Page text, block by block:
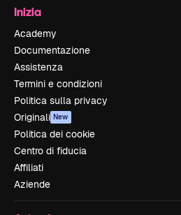
Inizia
Academy
Documentazione
Assistenza
Termini e condizioni
Politica sulla privacy
Originali New
Politica dei cookie
Centro di fiducia
Affiliati
Aziende